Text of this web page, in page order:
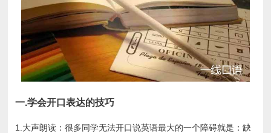
一.学会开口表达的技巧
1.大声朗读：很多同学无法开口说英语最大的一个障碍就是：缺